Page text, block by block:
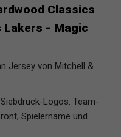
Classics
Lakers - Magic
Jersey von Mitchell &
Logos: Team-
Spielername und